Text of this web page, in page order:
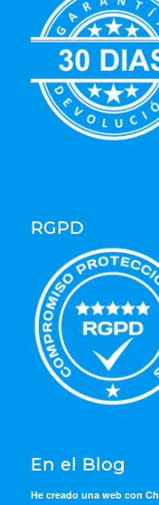
RGPD
En el Blog
He creado una web con